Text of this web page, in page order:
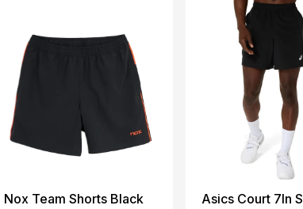
Nox Team Shorts Black
Asics Court 7In